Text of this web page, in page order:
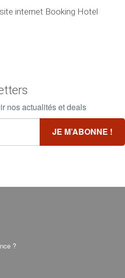
internet Booking Hotel
nos actualités et deals
?